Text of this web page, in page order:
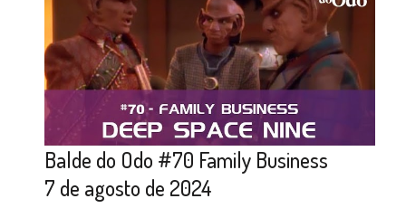
Balde do Odo #70 Family Business
7 de agosto de 2024